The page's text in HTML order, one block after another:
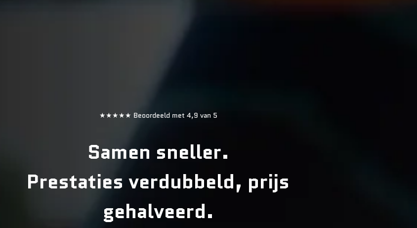
★★★★★ Beoordeeld met 4,9 van 5
Samen sneller.
Prestaties verdubbeld, prijs
gehalveerd.